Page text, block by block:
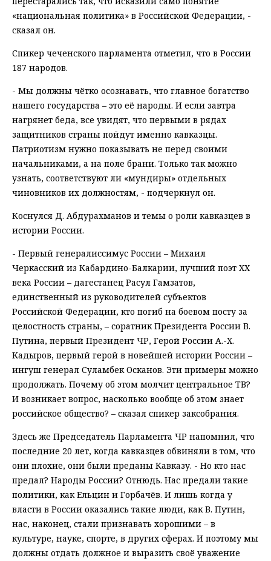
«национальная политика» в Российской Федерации, -
сказал он.
Спикер чеченского парламента отметил, что в России
187 народов.
- Мы должны чётко осознавать, что главное богатство
нашего государства – это её народы. И если завтра
нагрянет беда, все увидят, что первыми в рядах
защитников страны пойдут именно кавказцы.
Патриотизм нужно показывать не перед своими
начальниками, а на поле брани. Только так можно
узнать, соответствуют ли «мундиры» отдельных
чиновников их должностям, - подчеркнул он.
Коснулся Д. Абдурахманов и темы о роли кавказцев в
истории России.
- Первый генералиссимус России – Михаил
Черкасский из Кабардино-Балкарии, лучший поэт XX
века России – дагестанец Расул Гамзатов,
единственный из руководителей субъектов
Российской Федерации, кто погиб на боевом посту за
целостность страны, – соратник Президента России В.
Путина, первый Президент ЧР, Герой России А.-Х.
Кадыров, первый герой в новейшей истории России –
ингуш генерал Суламбек Осканов. Эти примеры можно
продолжать. Почему об этом молчит центральное ТВ?
И возникает вопрос, насколько вообще об этом знает
российское общество? – сказал спикер заксобрания.
Здесь же Председатель Парламента ЧР напомнил, что
последние 20 лет, когда кавказцев обвиняли в том, что
они плохие, они были преданы Кавказу. - Но кто нас
предал? Народы России? Отнюдь. Нас предали такие
политики, как Ельцин и Горбачёв. И лишь когда у
власти в России оказались такие люди, как В. Путин,
нас, наконец, стали признавать хорошими – в
культуре, науке, спорте, в других сферах. И поэтому мы
должны отдать должное и выразить своё уважение